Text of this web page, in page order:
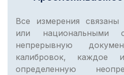
Все измерения
или национальными
непрерывную
калибровок, каждое
определенную